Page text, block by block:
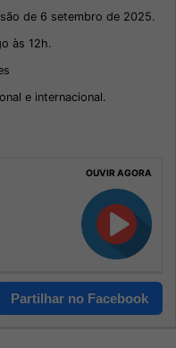
de 6 setembro de 2025.
às 12h.
e internacional.
OUVIR AGORA
Partilhar no Facebook